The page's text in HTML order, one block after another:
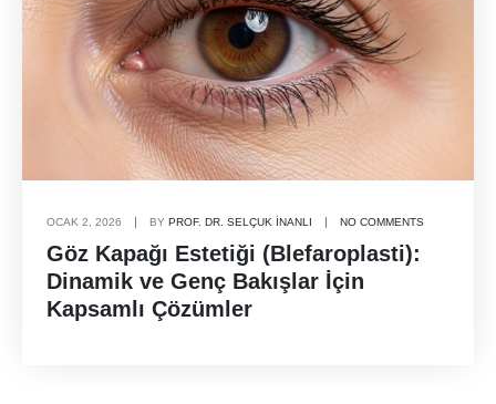
OCAK 2, 2026 BY PROF. DR. SELÇUK İNANLI NO COMMENTS
Göz Kapağı Estetiği (Blefaroplasti):
Dinamik ve Genç Bakışlar İçin
Kapsamlı Çözümler